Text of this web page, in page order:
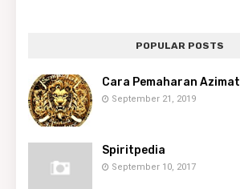
POPULAR POSTS
Cara Pemaharan Azimat
September 21, 2019
Spiritpedia
September 10, 2017